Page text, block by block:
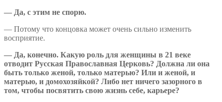
— Да, с этим не спорю.
— Потому что концовка может очень сильно изменить
восприятие.
— Да, конечно. Какую роль для женщины в 21 веке
отводит Русская Православная Церковь? Должна ли она
быть только женой, только матерью? Или и женой, и
матерью, и домохозяйкой? Либо нет ничего зазорного в
том, чтобы посвятить свою жизнь себе, карьере?